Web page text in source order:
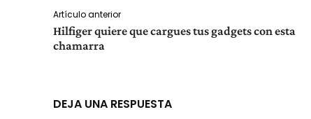
Artículo anterior
Hilfiger quiere que cargues tus gadgets con esta
chamarra
DEJA UNA RESPUESTA